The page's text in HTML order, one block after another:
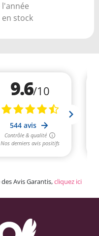
stock
Avis Garantis,cliquez ici